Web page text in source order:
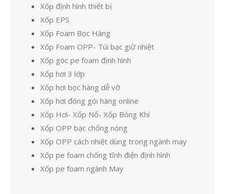
Xốp định hình thiết bị
Xốp EPS
Xốp Foam Bọc Hàng
Xốp Foam OPP- Túi bạc giữ nhiệt
Xốp góc pe foam định hình
Xốp hơi 3 lớp
Xốp hơi bọc hàng dễ vỡ
Xốp hơi đóng gói hàng online
Xốp Hơi- Xốp Nổ- Xốp Bóng Khí
Xốp OPP bạc chống nóng
Xốp OPP cách nhiệt dùng trong ngành may
Xốp pe foam chống tĩnh điện định hình
Xốp pe foam ngành May